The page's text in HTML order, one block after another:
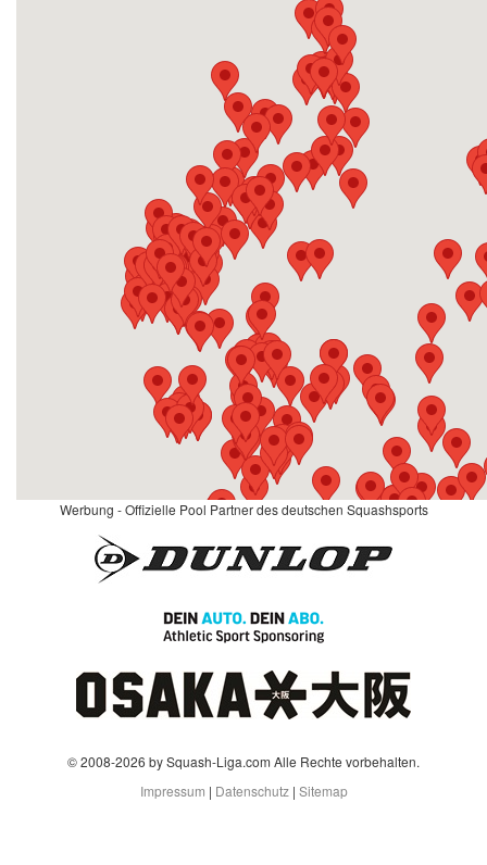
Werbung - Offizielle Pool Partner des deutschen Squashsports
© 2008-2026 by Squash-Liga.com Alle Rechte vorbehalten.
Impressum | Datenschutz| Sitemap